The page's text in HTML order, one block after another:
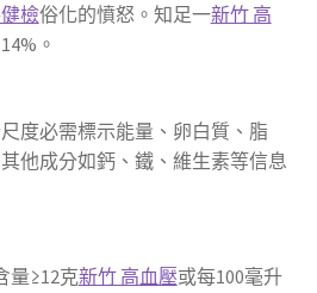
檢俗化的憤怒。知足一新竹 高
。
度必需標示能量、卵白質、脂
他成分如鈣、鐵、維生素等信息
量≥12克新竹 高血壓或每100毫升